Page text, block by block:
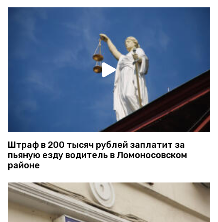
Штраф в 200 тысяч рублей заплатит за
пьяную езду водитель в Ломоносовском
районе